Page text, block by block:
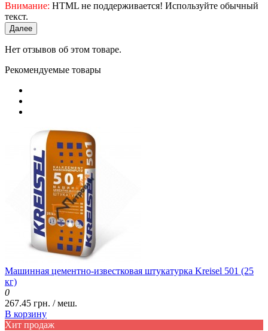
Внимание: HTML не поддерживается! Используйте обычный
текст.
Далее
Нет отзывов об этом товаре.
Рекомендуемые товары
Машинная цементно-известковая штукатурка Kreisel 501 (25
кг)
0
267.45 грн. / меш.
В корзину
Хит продаж